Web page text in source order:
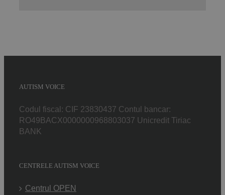
AUTISM VOICE
Codul fiscal: CIF 23830437 Contul bancar:
RO49BACX0000000968803037 Unicredit Tiriac
BANK
CENTRELE AUTISM VOICE
Centrul OPEN